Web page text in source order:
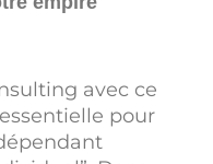
avec ce
pour